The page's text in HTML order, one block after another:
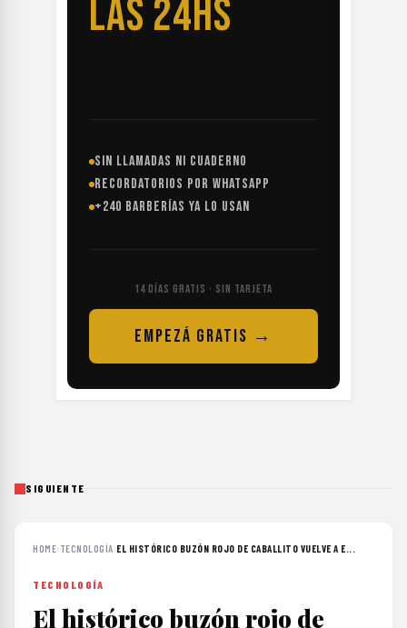
LAS 24HS
SIN LLAMADAS NI CUADERNO
RECORDATORIOS POR WHATSAPP
+240 BARBERÍAS YA LO USAN
14 DÍAS GRATIS · SIN TARJETA
EMPEZÁ GRATIS →
SIGUIENTE
HOME› TECNOLOGÍA›EL HISTÓRICO BUZÓN ROJO DE CABALLITO VUELVE A E...
TECNOLOGÍA
El histórico buzón rojo de